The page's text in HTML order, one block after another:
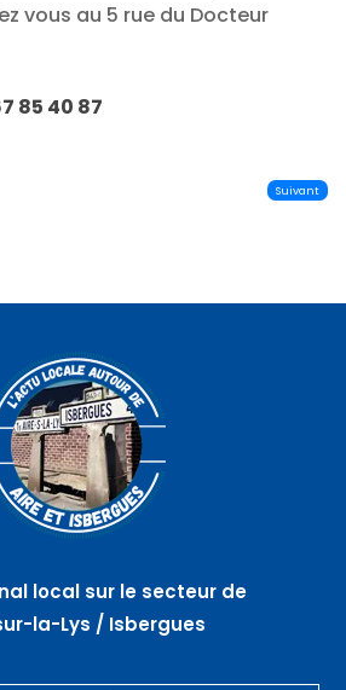
vous au 5 rue du Docteur
85 40 87
Suivant
local sur le secteur de
la-Lys / Isbergues